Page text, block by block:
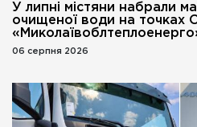
У липні містяни набрали
очищеної води на точках
06 серпня 2026